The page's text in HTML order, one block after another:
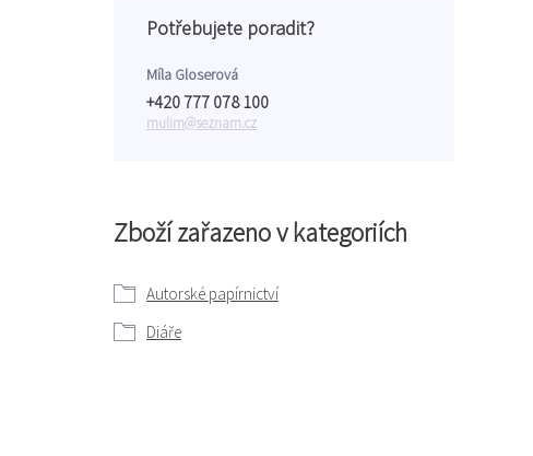
Zboží zařazeno v kategoriích
Autorské papírnictví
Diáře
Potřebujete poradit?
Míla Gloserová
+420 777 078 100
mulim@seznam.cz